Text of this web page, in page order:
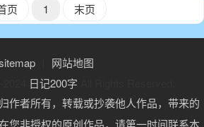
页 1 末页
丨 网站地图
日记200字
作者所有，转载或抄袭他人作品，带来的
您非授权的原创作品，请第一时间联系本